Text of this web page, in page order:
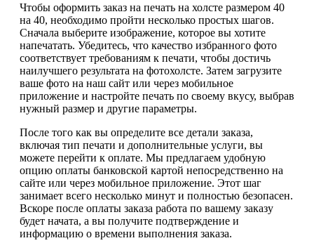
Чтобы оформить заказ на печать на холсте размером 40
на 40, необходимо пройти несколько простых шагов.
Сначала выберите изображение, которое вы хотите
напечатать. Убедитесь, что качество избранного фото
соответствует требованиям к печати, чтобы достичь
наилучшего результата на фотохолсте. Затем загрузите
ваше фото на наш сайт или через мобильное
приложение и настройте печать по своему вкусу, выбрав
нужный размер и другие параметры.
После того как вы определите все детали заказа,
включая тип печати и дополнительные услуги, вы
можете перейти к оплате. Мы предлагаем удобную
опцию оплаты банковской картой непосредственно на
сайте или через мобильное приложение. Этот шаг
занимает всего несколько минут и полностью безопасен.
Вскоре после оплаты заказа работа по вашему заказу
будет начата, а вы получите подтверждение и
информацию о времени выполнения заказа.